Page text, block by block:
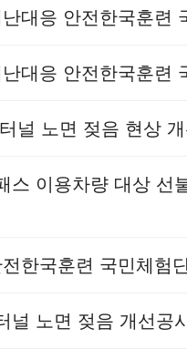
대응 안전한국훈련
대응 안전한국훈련
널 노면 젖음 현상
스 이용차량 대상 선
한국훈련 국민체험
널 노면 젖음 개선공